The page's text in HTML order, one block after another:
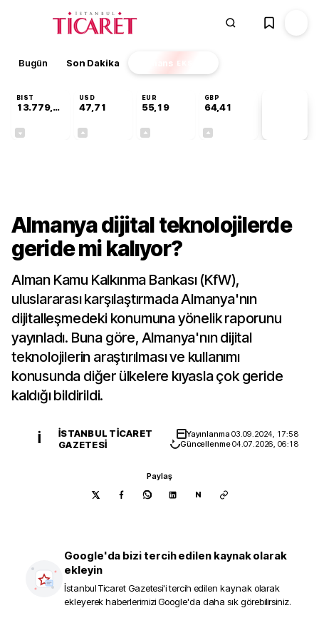
Bugün Son Dakika Finans EKSTRA
BIST
13.779,39
USD
47,71
EUR
55,19
GBP
64,41
Almanya dijital teknolojilerde
geride mi kalıyor?
Alman Kamu Kalkınma Bankası (KfW),
uluslararası karşılaştırmada Almanya'nın
dijitalleşmedeki konumuna yönelik raporunu
yayınladı. Buna göre, Almanya'nın dijital
teknolojilerin araştırılması ve kullanımı
konusunda diğer ülkelere kıyasla çok geride
kaldığı bildirildi.
İ
İSTANBUL TICARET
GAZETESI
Yayınlanma03.09.2024, 17:58
Güncellenme04.07.2026, 06:18
Paylaş
N
Google'da bizi tercih edilen kaynak olarak
ekleyin
İstanbul Ticaret Gazetesi'i tercih edilen kaynak olarak
ekleyerek haberlerimizi Google'da daha sık görebilirsiniz.